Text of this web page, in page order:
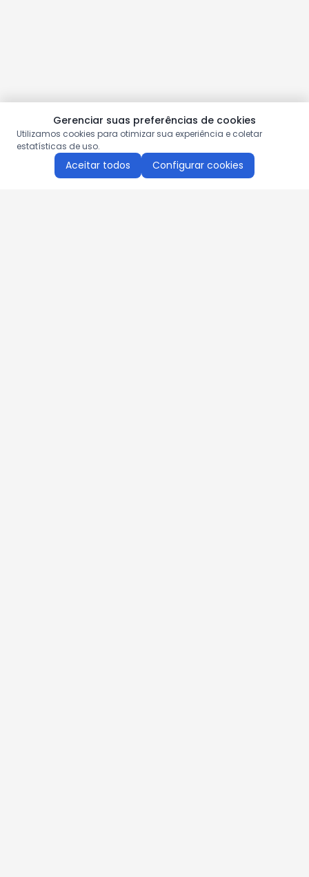
Gerenciar suas preferências de cookies
Utilizamos cookies para otimizar sua experiência e coletar
estatísticas de uso.
Aceitar todos Configurar cookies